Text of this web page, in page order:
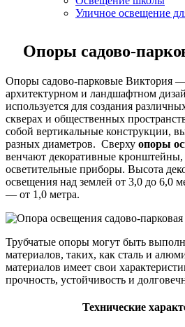
Уличное освещение
Опоры садово-
Опоры садово-парковые Виктория
архитектурном и ландшафтном
используется для создания
скверах и общественных
собой вертикальные конструкции,
разных диаметров. Сверху опоры
венчают декоративные кронштейны,
осветительные приборы. Высота
освещения над землей от 3,0 до 6,0
— от 1,0 метра.
Трубчатые опоры могут быть
материалов, таких, как сталь и
материалов имеет свои
прочность, устойчивость и
Технические